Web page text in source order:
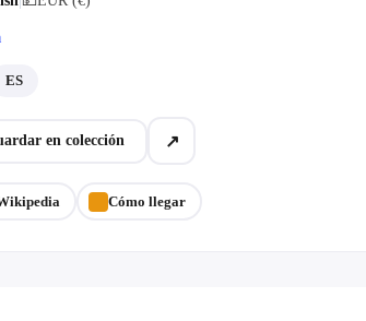
ES
en colección ↗
Cómo llegar